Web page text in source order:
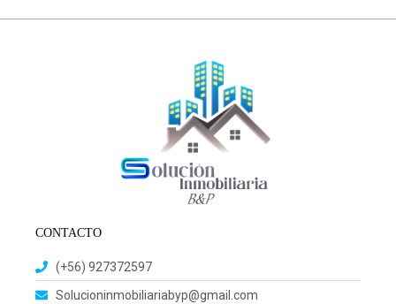
CONTACTO
(+56) 927372597
Solucioninmobiliariabyp@gmail.com